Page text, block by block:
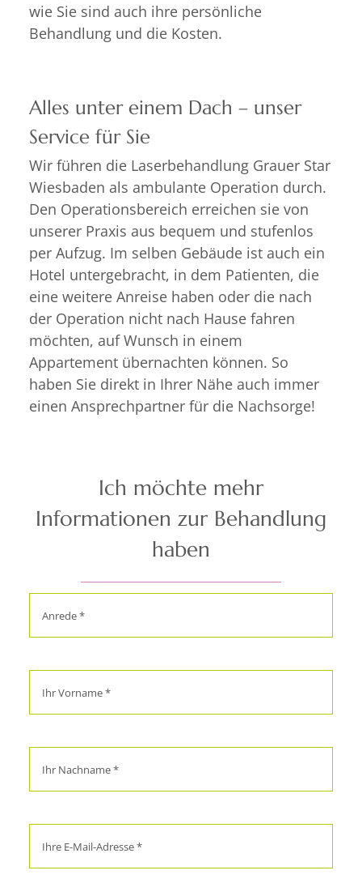
wie Sie sind auch ihre persönliche
Behandlung und die Kosten.
Alles unter einem Dach – unser
Service für Sie
Wir führen die Laserbehandlung Grauer Star
Wiesbaden als ambulante Operation durch.
Den Operationsbereich erreichen sie von
unserer Praxis aus bequem und stufenlos
per Aufzug. Im selben Gebäude ist auch ein
Hotel untergebracht, in dem Patienten, die
eine weitere Anreise haben oder die nach
der Operation nicht nach Hause fahren
möchten, auf Wunsch in einem
Appartement übernachten können. So
haben Sie direkt in Ihrer Nähe auch immer
einen Ansprechpartner für die Nachsorge!
Ich möchte mehr
Informationen zur Behandlung
haben